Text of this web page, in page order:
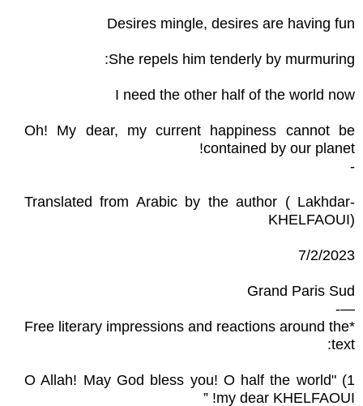
Desires mingle, desires are having fun
She repels him tenderly by murmuring:
I need the other half of the world now
Oh! My dear, my current happiness cannot be
contained by our planet!
-
-Translated from Arabic by the author ( Lakhdar
KHELFAOUI)
7/2/2023
Grand Paris Sud
—-
*Free literary impressions and reactions around the
text:
1) "O Allah! May God bless you! O half the world
my dear KHELFAOUI! ”